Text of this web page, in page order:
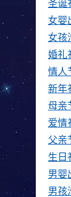
圣诞
女婴
女孩
婚礼
情人
新年
母亲
爱情
父亲
生日
男婴
男孩